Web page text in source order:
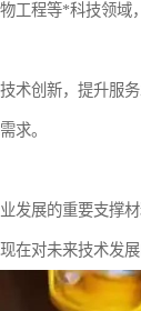
工程等*科技领域
术创新，提升服
求。
发展的重要支撑
在对未来技术发展